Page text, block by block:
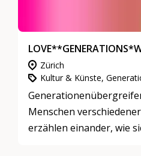
Es gibt Getränke und
Wann: 13. Januar / 10.
April / 5. Mai 2026, jeweils
Wo: MAXIM Theater,
Zürich
Menschen
erzählen einander, wie